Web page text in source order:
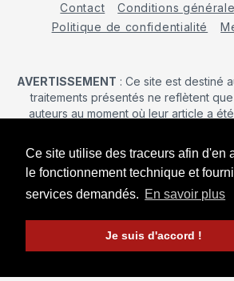
Ce site utilise des traceurs afin d'en
le fonctionnement technique et
services demandés. En savoir plus
Je suis d'accord !
Contact
Conditions
Politique de confidentialité
AVERTISSEMENT : Ce site est destiné
traitements présentés ne reflètent
auteurs au moment où leur article a
journal. La décision d’une intervention
prendre qu'après un examen
publiées ici ne sauraient justifier
revendication de la part d'un
© 2026 Maîtrise Orthopédique –